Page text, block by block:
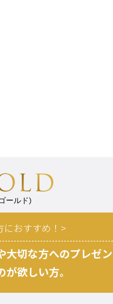
ールド)
におすすめ！>
大切な方へのプレゼン
欲しい方。